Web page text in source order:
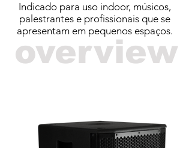
Indicado para uso indoor, músicos,
palestrantes e profissionais que se
apresentam em pequenos espaços.
overview